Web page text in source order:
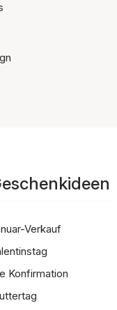
Verkauf
Konfirmation